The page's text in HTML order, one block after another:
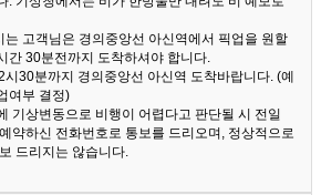
는 고객님은 경의중앙선 아신역에서 픽업을 원할
간 30분전까지 도착하셔야 합니다.
시30분까지 경의중앙선 아신역 도착바랍니다. (예
여부 결정)
기상변동으로 비행이 어렵다고 판단될 시 전일
약하신 전화번호로 통보를 드리오며, 정상적으로
드리지는 않습니다.